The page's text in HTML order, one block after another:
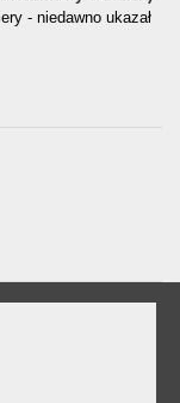
- niedawno ukazał